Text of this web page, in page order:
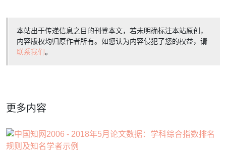
本站出于传递信息之目的刊登本文，若未明确标注本站原创，
内容版权均归原作者所有。如您认为内容侵犯了您的权益，请
联系我们。
更多内容